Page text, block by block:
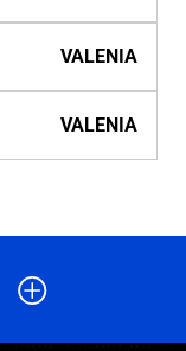
VALENIA
VALENIA